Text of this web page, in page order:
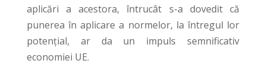
aplicări a acestora, întrucât s-a dovedit că
punerea în aplicare a normelor, la întregul lor
potențial, ar da un impuls semnificativ
economiei UE.